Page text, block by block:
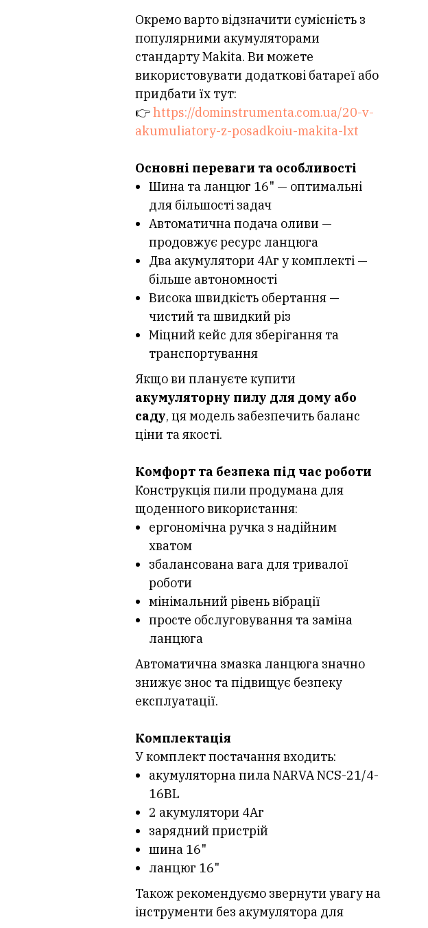
Окремо варто відзначити сумісність з
популярними акумуляторами
стандарту Makita. Ви можете
використовувати додаткові батареї або
придбати їх тут:
👉https://dominstrumenta.com.ua/20-v-
akumuliatory-z-posadkoiu-makita-lxt
Основні переваги та особливості
Шина та ланцюг 16" — оптимальні
для більшості задач
Автоматична подача оливи —
продовжує ресурс ланцюга
Два акумулятори 4Аг у комплекті —
більше автономності
Висока швидкість обертання —
чистий та швидкий різ
Міцний кейс для зберігання та
транспортування
Якщо ви плануєте купити
акумуляторну пилу для дому або
саду, ця модель забезпечить баланс
ціни та якості.
Комфорт та безпека під час роботи
Конструкція пили продумана для
щоденного використання:
ергономічна ручка з надійним
хватом
збалансована вага для тривалої
роботи
мінімальний рівень вібрації
просте обслуговування та заміна
ланцюга
Автоматична змазка ланцюга значно
знижує знос та підвищує безпеку
експлуатації.
Комплектація
У комплект постачання входить:
акумуляторна пила NARVA NCS-21/4-
16BL
2 акумулятори 4Аг
зарядний пристрій
шина 16"
ланцюг 16"
Також рекомендуємо звернути увагу на
інструменти без акумулятора для